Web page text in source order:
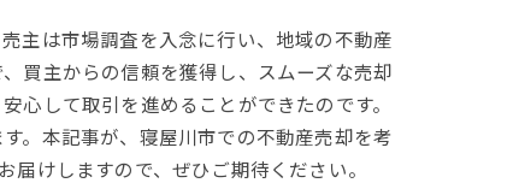
主は市場調査を入念に行い、地域の不動産
買主からの信頼を獲得し、スムーズな売却
心して取引を進めることができたのです。
。本記事が、寝屋川市での不動産売却を考
けしますので、ぜひご期待ください。